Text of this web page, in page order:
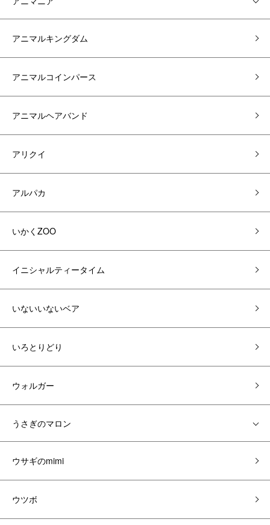
アニマルキングダム
アニマルコインパース
アニマルヘアバンド
アリクイ
アルパカ
いかくZOO
イニシャルティータイム
いないいないベア
いろとりどり
ウォルガー
うさぎのマロン
ウサギのmimi
ウツボ